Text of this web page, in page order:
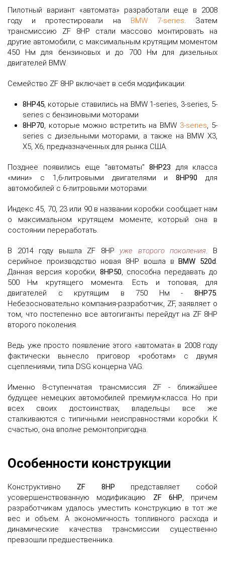
Пилотный вариант «автомата» разработали еще в 2008
году и протестировали на
BMW 7-series. Затем
трансмиссию ZF 8HP стали массово монтировать на
другие автомобили, с максимальным крутящим моментом
450 Нм для бензиновых и до 700 Нм для дизельных
двигателей BMW.
Семейство ZF 8HP включает в себя модификации:
8HP45, которые ставились на BMW 1-series, 3-series, 5-
series с бензиновыми моторами
8HP70, которые можно встретить на BMW 3-series, 5-
series с дизельными моторами, а также на BMW X3,
X5, X6, предназначенных для рынка США.
Позднее появились еще "автоматы" 8HP23 для класса
«мини» с 1,6-литровыми двигателями и8HP90 для
автомобилей с 6-литровыми моторами.
Индекс 45, 70, 23 или 90 в названии коробки сообщает нам
о максимальном крутящем моменте, который она в
состоянии переработать.
В 2014 году вышла ZF 8HP уже второго поколения. В
серийное производство новая 8HP вошла в BMW 520d.
Данная версия коробки, 8HP50, способна передавать до
500 Нм крутящего момента. Есть и топовая, для
двигателей с крутящим в 750 Нм - 8HP75.
Небезосновательно компания-разработчик, ZF, заявляет о
том, что постепенно все автогиганты перейдут на ZF 8HP
второго поколения.
Ведь уже просто появление этого «автомата» в 2008 году
фактически вынесло приговор «роботам» с двумя
сцеплениями, типа DSG концерна VAG.
Именно 8-ступенчатая трансмиссия ZF - ближайшее
будущее немецких автомобилей премиум-класса. Но при
всех своих достоинствах, владельцы все же
сталкиваются с типичными неисправностями коробки. К
счастью, она вполне ремонтопригодна.
Особенности конструкции
Конструктивно ZF 8HP представляет собой
усовершенствованную модификацию ZF 6HP, причем
разработчикам удалось уместить конструкцию в тот же
вес и объем. А экономичность топливного расхода и
динамические качества трансмиссии существенно
превзошли предшественника.